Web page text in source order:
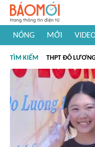
NÓNG MỚI
#Khám phá thế giới
TÌM KIẾM THPT ĐÔ